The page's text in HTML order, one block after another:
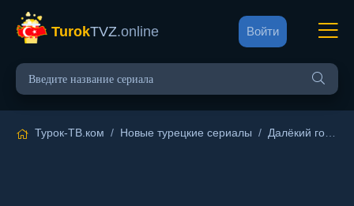
TurokTVZ.online Войти
Турок-ТВ.ком / Новые турецкие сериалы / Далёкий город